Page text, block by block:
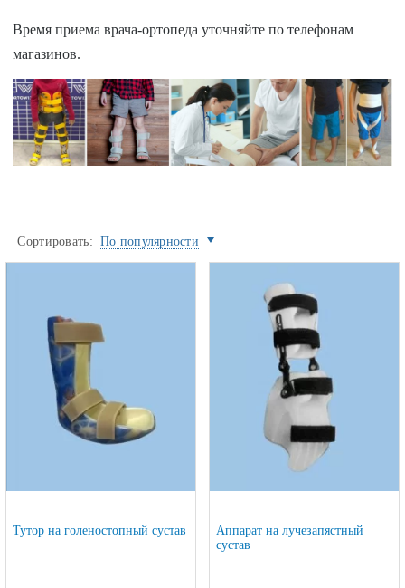
Время приема врача-ортопеда уточняйте по телефонам
магазинов.
Сортировать: По популярности
Тутор на голеностопный сустав
Аппарат на лучезапястный
сустав